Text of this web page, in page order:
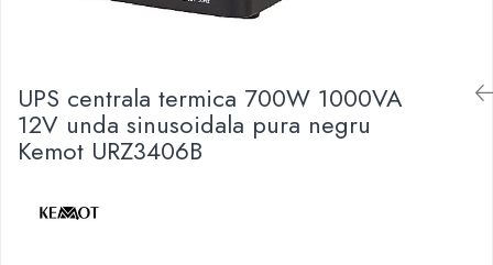
Lanterne
Lampi
Kit-uri vlogging
Convertoare tensiune
UPS centrala termica 700W 1000VA
12V unda sinusoidala pura negru
Kemot URZ3406B